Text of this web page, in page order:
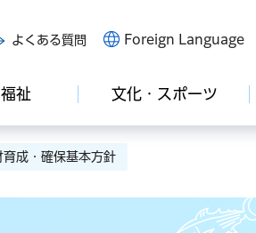
よくある質問 Foreign Language
祉 文化・スポーツ
成・確保基本方針